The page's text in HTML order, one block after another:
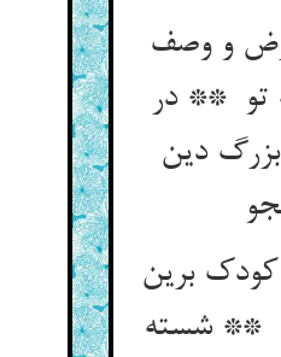
و وصف
تو ** در
دین
برین
** شسته